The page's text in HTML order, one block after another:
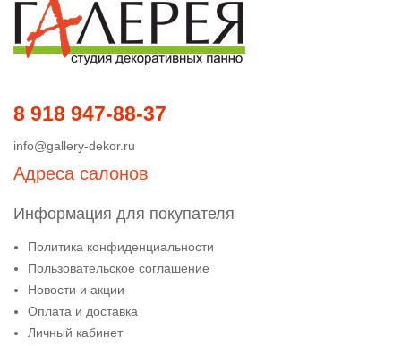
8 918 947-88-37
info@gallery-dekor.ru
Адреса салонов
Информация для покупателя
Политика конфиденциальности
Пользовательское соглашение
Новости и акции
Оплата и доставка
Личный кабинет